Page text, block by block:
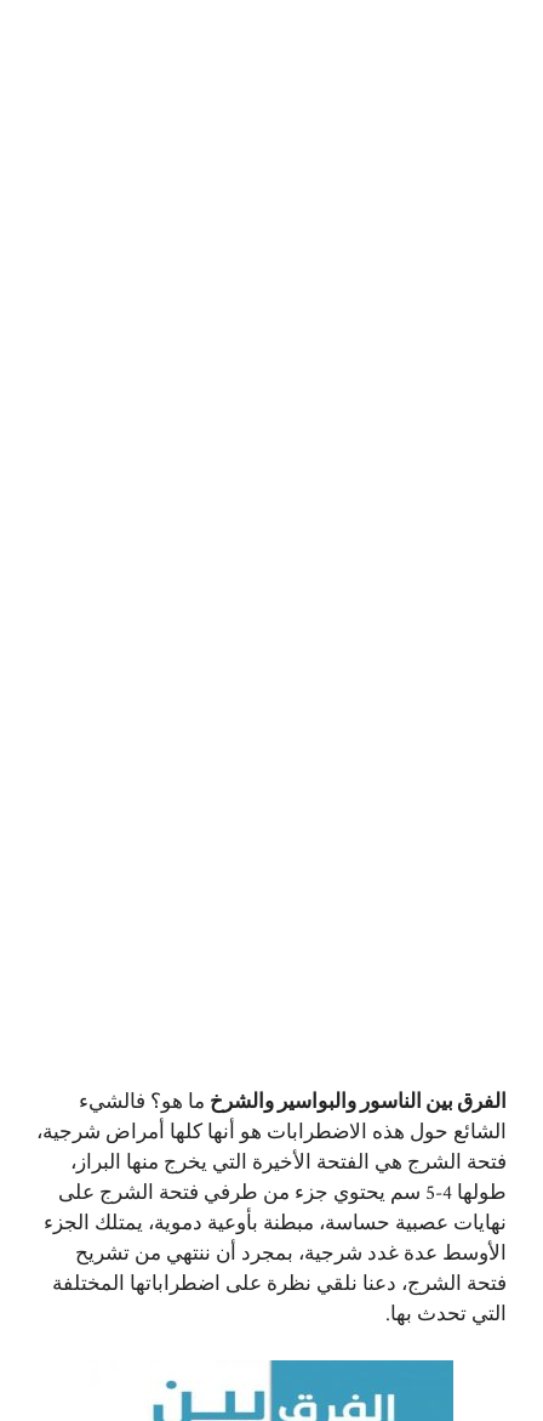
الفرق بين الناسور والبواسير والشرخ ما هو؟ فالشيء
الشائع حول هذه الاضطرابات هو أنها كلها أمراض شرجية،
فتحة الشرج هي الفتحة الأخيرة التي يخرج منها البراز،
طولها 4-5 سم يحتوي جزء من طرفي فتحة الشرج على
نهايات عصبية حساسة، مبطنة بأوعية دموية، يمتلك الجزء
الأوسط عدة غدد شرجية، بمجرد أن ننتهي من تشريح
فتحة الشرج، دعنا نلقي نظرة على اضطراباتها المختلفة
التي تحدث بها.